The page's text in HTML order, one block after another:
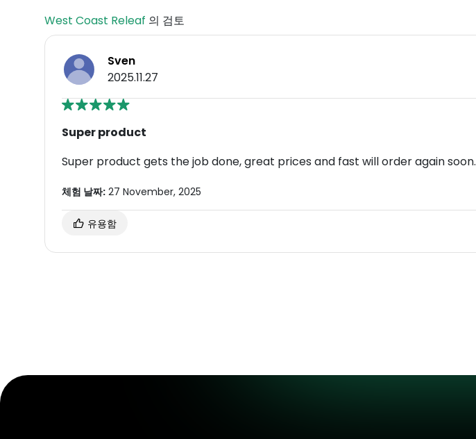
West Coast Releaf 의 검토
Sven
2025.11.27
Super product
Super product gets the job done, great prices and fast will order again soon.
체험 날짜: 27 November, 2025
유용함